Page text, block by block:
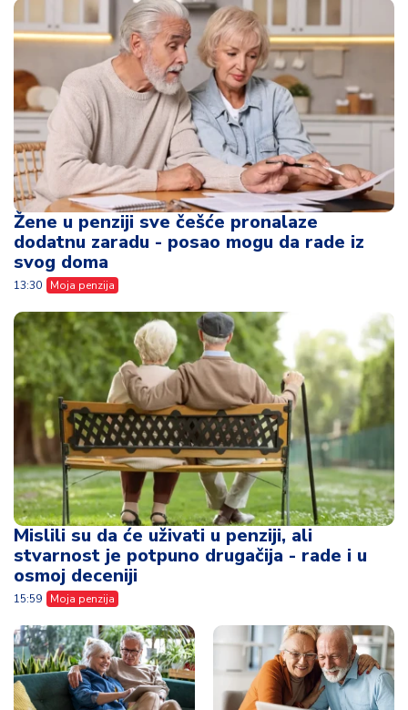
Žene u penziji sve češće pronalaze
dodatnu zaradu - posao mogu da rade iz
svog doma
13:30 Moja penzija
Mislili su da će uživati u penziji, ali
stvarnost je potpuno drugačija - rade i u
osmoj deceniji
15:59 Moja penzija